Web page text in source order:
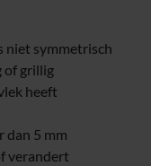
niet symmetrisch
of grillig
heeft
dan 5 mm
verandert